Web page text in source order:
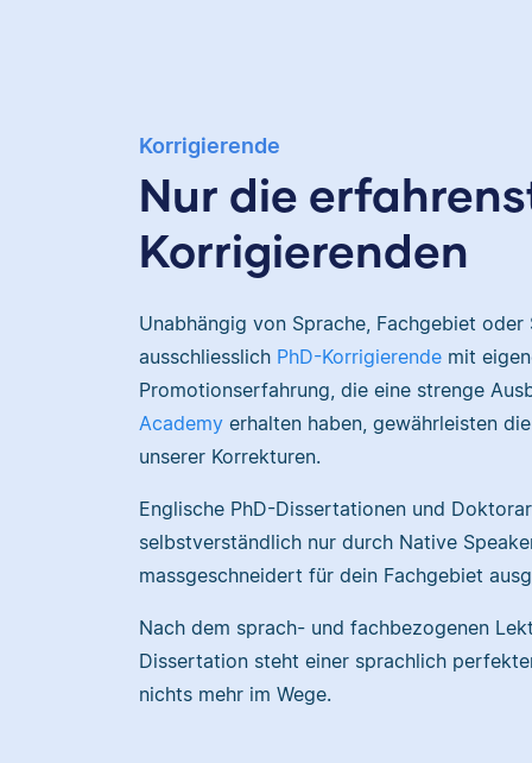
Korrigierende
Nur die
Korrigierenden
Unabhängig von Sprache, Fachgebiet oder
ausschliesslich PhD-Korrigierende mit
Promotionserfahrung, die eine strenge
Academy erhalten haben, gewährleisten
unserer Korrekturen.
Englische PhD-Dissertationen und
selbstverständlich nur durch Native
massgeschneidert für dein Fachgebiet
Nach dem sprach- und fachbezogenen
Dissertation steht einer sprachlich
nichts mehr im Wege.